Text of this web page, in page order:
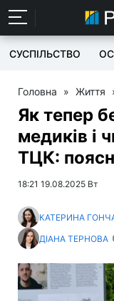
СУСПІЛЬСТВО
Головна » Життя
Як тепер
медиків і
ТЦК:
18:21 19.08.2025 Вт
КАТЕРИНА
ДІАНА ТЕРНОВА